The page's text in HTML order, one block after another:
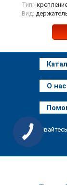
Тип:
Вид:
О нас
КНОПКА
ЗВ'ЯЗКУ